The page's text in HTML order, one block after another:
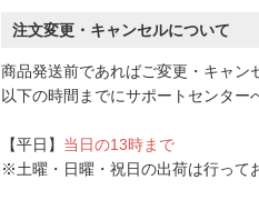
注文変更・キャンセルについて
商品発送前であればご変更・キャン
以下の時間までにサポートセンター
【平日】 当日の13時まで
※土曜・日曜・祝日の出荷は行って